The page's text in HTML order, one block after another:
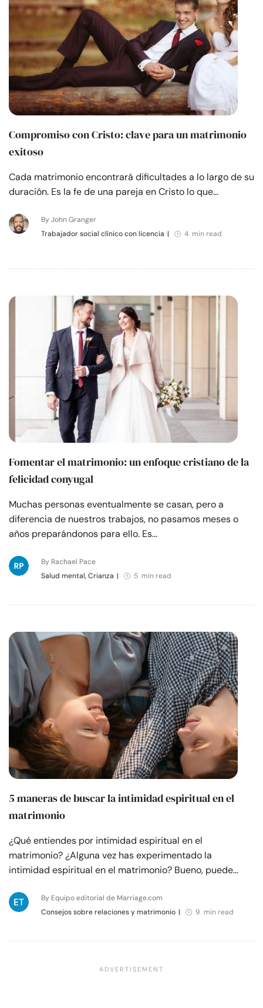
Compromiso con Cristo: clave para un matrimonio
exitoso
Cada matrimonio encontrará dificultades a lo largo de su
duración. Es la fe de una pareja en Cristo lo que…
By John Granger
Trabajador social clínico con licencia | 4 min read
Fomentar el matrimonio: un enfoque cristiano de la
felicidad conyugal
Muchas personas eventualmente se casan, pero a
diferencia de nuestros trabajos, no pasamos meses o
años preparándonos para ello. Es…
By Rachael Pace
Salud mental, Crianza | 5 min read
5 maneras de buscar la intimidad espiritual en el
matrimonio
¿Qué entiendes por intimidad espiritual en el
matrimonio? ¿Alguna vez has experimentado la
intimidad espiritual en el matrimonio? Bueno, puede…
By Equipo editorial de Marriage.com
Consejos sobre relaciones y matrimonio | 9 min read